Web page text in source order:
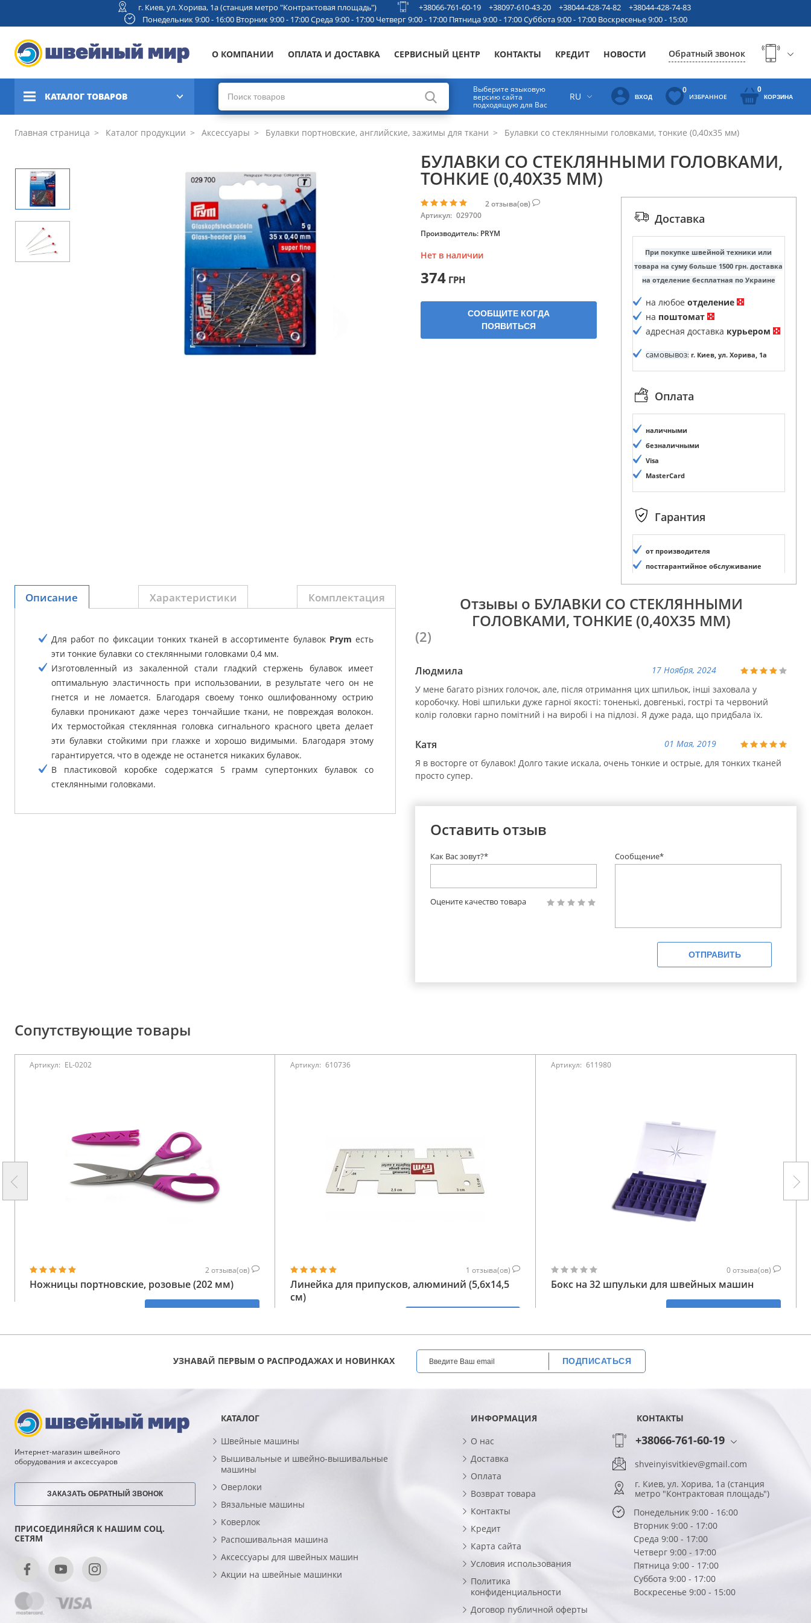
г. Киев, ул. Хорива, 1а (станция метро "Контрактовая площадь") +38066-761-60-19 +38097-610-43-20 +38044-428-74-82
+38044-428-74-83
Понедельник 9:00 - 16:00 Вторник 9:00 - 17:00 Среда 9:00 - 17:00 Четверг 9:00 - 17:00 Пятница 9:00 - 17:00 Суббота 9:00 - 17:00 Воскресенье 9:00 - 15:00
О КОМПАНИИ ОПЛАТА И ДОСТАВКА СЕРВИСНЫЙ ЦЕНТР КОНТАКТЫ КРЕДИТ НОВОСТИ Обратный звонок
КАТАЛОГ ТОВАРОВ
Швейные машины
плоскошовные машины
Выберите языковую
версию сайта
подходящую для Вас
RU ВХОД
0
ИЗБРАННОЕ
0
КОРЗИНА
Главная страница Каталог продукции Аксессуары Булавки портновские, английские, зажимы для ткани Булавки со стеклянными головками, тонкие (0,40х35 мм)
БУЛАВКИ СО СТЕКЛЯННЫМИ ГОЛОВКАМИ,
ТОНКИЕ (0,40Х35 ММ)
2отзыва(ов)
Артикул: 029700
Производитель: PRYM
Нет в наличии
374 ГРН
СООБЩИТЕ КОГДА
ПОЯВИТЬСЯ
Доставка
При покупке швейной техники или
товара на суму больше 1500 грн. доставка
на отделение бесплатная по Украине
на любое отделение
на поштомат
адресная доставка курьером
самовывоз: г. Киев, ул. Хорива, 1а
Оплата
наличными
безналичными
Visa
MasterCard
Гарантия
от производителя
постгарантийное обслуживание
Описание Характеристики Комплектация
Для работ по фиксации тонких тканей в ассортименте булавок Prym есть
эти тонкие булавки со стеклянными головками 0,4 мм.
Изготовленный из закаленной стали гладкий стержень булавок имеет
оптимальную эластичность при использовании, в результате чего он не
гнется и не ломается. Благодаря своему тонко ошлифованному острию
булавки проникают даже через тончайшие ткани, не повреждая волокон.
Их термостойкая стеклянная головка сигнального красного цвета делает
эти булавки стойкими при глажке и хорошо видимыми. Благодаря этому
гарантируется, что в одежде не останется никаких булавок.
В пластиковой коробке содержатся 5 грамм супертонких булавок со
стеклянными головками.
Отзывы о БУЛАВКИ СО СТЕКЛЯННЫМИ
ГОЛОВКАМИ, ТОНКИЕ (0,40Х35 ММ)
(2)
Людмила
17 Ноября, 2024
У мене багато різних голочок, але, після отримання цих шпильок, інші заховала у
коробочку. Нові шпильки дуже гарної якості: тоненькі, довгенькі, гострі та червоний
колір головки гарно помітний і на виробі і на підлозі. Я дуже рада, що придбала їх.
Катя
01 Мая, 2019
Я в восторге от булавок! Долго такие искала, очень тонкие и острые, для тонких тканей
просто супер.
Оставить отзыв
Сообщение*
Как Вас зовут?*
Оцените качество товара
ОТПРАВИТЬ
Сопутствующие товары
Артикул: EL-0202
2 отзыва(ов)
Ножницы портновские, розовые (202 мм)
Артикул: 610736
1 отзыва(ов)
Линейка для припусков, алюминий (5,6x14,5
см)
Артикул: 611980
0отзыва(ов)
Бокс на 32 шпульки для швейных машин
УЗНАВАЙ ПЕРВЫМ О РАСПРОДАЖАХ И НОВИНКАХ ПОДПИСАТЬСЯ
Интернет-магазин швейного
оборудования и аксессуаров
ЗАКАЗАТЬ ОБРАТНЫЙ ЗВОНОК
ПРИСОЕДИНЯЙСЯ К НАШИМ СОЦ.
СЕТЯМ
КАТАЛОГ
Швейные машины
Вышивальные и швейно-вышивальные
машины
Оверлоки
Вязальные машины
Коверлок
Распошивальная машина
Аксессуары для швейных машин
Акции на швейные машинки
ИНФОРМАЦИЯ
О нас
Доставка
Оплата
Возврат товара
Контакты
Кредит
Карта сайта
Условия использования
Политика
конфиденциальности
Договор публичной оферты
КОНТАКТЫ
+38066-761-60-19
shveinyisvitkiev@gmail.com
г. Киев, ул. Хорива, 1а (станция
метро "Контрактовая площадь")
Понедельник 9:00 - 16:00
Вторник 9:00 - 17:00
Среда 9:00 - 17:00
Четверг 9:00 - 17:00
Пятница 9:00 - 17:00
Суббота 9:00 - 17:00
Воскресенье 9:00 - 15:00